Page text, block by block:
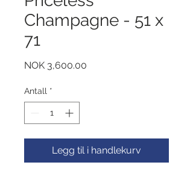
Champagne - 51 x
71
NOK 3,600.00
Antall *
Legg til i handlekurv